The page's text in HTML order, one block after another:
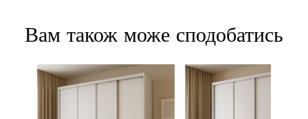
Вам також може сподобатись